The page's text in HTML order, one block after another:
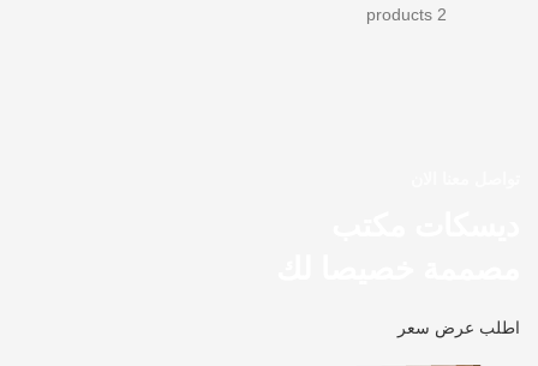
2 products
اطلب عرض سعر